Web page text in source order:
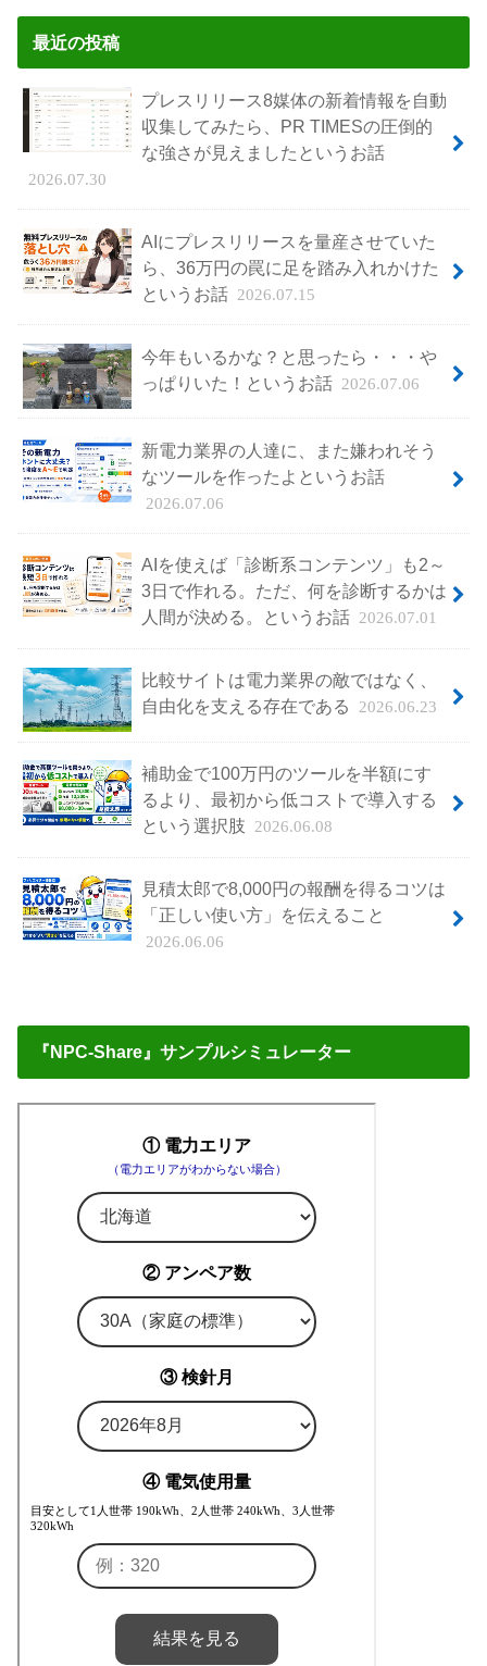
最近の投稿
プレスリリース8媒体の新着情報を自動
収集してみたら、PR TIMESの圧倒的
な強さが見えましたというお話
2026.07.30
AIにプレスリリースを量産させていた
ら、36万円の罠に足を踏み入れかけた
というお話 2026.07.15
今年もいるかな？と思ったら・・・や
っぱりいた！というお話 2026.07.06
新電力業界の人達に、また嫌われそう
なツールを作ったよというお話
2026.07.06
AIを使えば「診断系コンテンツ」も2～
3日で作れる。ただ、何を診断するかは
人間が決める。というお話 2026.07.01
比較サイトは電力業界の敵ではなく、
自由化を支える存在である
2026.06.23
補助金で100万円のツールを半額にす
るより、最初から低コストで導入する
という選択肢
2026.06.08
見積太郎で8,000円の報酬を得るコツは
「正しい使い方」を伝えること
2026.06.06
『NPC-Share』サンプルシミュレーター